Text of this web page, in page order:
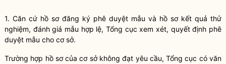
1. Căn cứ hồ sơ đăng ký phê duyệt mẫu và hồ sơ kết quả thử
nghiệm, đánh giá mẫu hợp lệ, Tổng cục xem xét, quyết định phê
duyệt mẫu cho cơ sở.
Trường hợp hồ sơ của cơ sở không đạt yêu cầu, Tổng cục có văn